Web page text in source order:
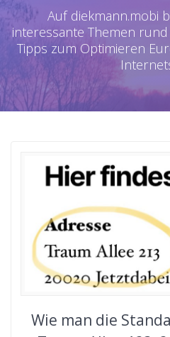
Auf diekmann.mobi
interessante Themen
Tipps zum Optimieren
Wie man die